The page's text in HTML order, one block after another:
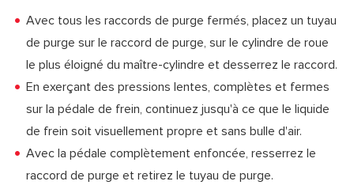
Avec tous les raccords de purge fermés, placez un tuyau
de purge sur le raccord de purge, sur le cylindre de roue
le plus éloigné du maître-cylindre et desserrez le raccord.
En exerçant des pressions lentes, complètes et fermes
sur la pédale de frein, continuez jusqu'à ce que le liquide
de frein soit visuellement propre et sans bulle d'air.
Avec la pédale complètement enfoncée, resserrez le
raccord de purge et retirez le tuyau de purge.